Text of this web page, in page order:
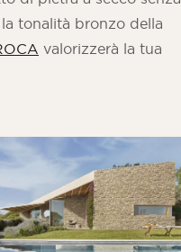
tonalità bronzo della
valorizzerà la tua